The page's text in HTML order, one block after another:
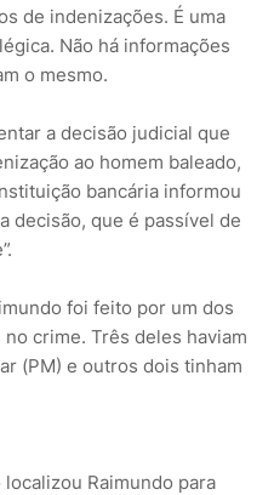
de indenizações. É uma
Não há informações
o mesmo.
a decisão judicial que
ao homem baleado,
bancária informou
decisão, que é passível de
foi feito por um dos
crime. Três deles haviam
(PM) e outros dois tinham
Raimundo para